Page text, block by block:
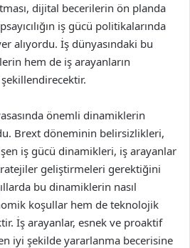
dijital becerilerin ön planda
iş gücü politikalarında
alıyordu. İş dünyasındaki bu
hem de iş arayanların
önemli dinamiklerin
Brext döneminin belirsizlikleri,
iş gücü dinamikleri, iş arayanlar
geliştirmeleri gerektiğini
bu dinamiklerin nasıl
koşullar hem de teknolojik
İş arayanlar, esnek ve proaktif
iyi şekilde yararlanma becerisine